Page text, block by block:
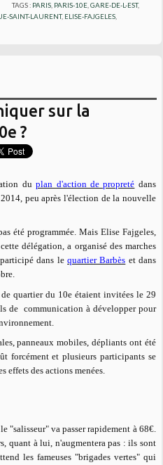
TAGS : PARIS PARIS-10E ,GARE-DE-L-EST,
SAINT-LAURENT, ELISE-FAJGELES
sur la
?
duplan d'action de propreté dans
peu après l'élection de la nouvelle
été programmée. Mais Elise Fajgeles,
délégation, a organisé des marches
dans lequartier Barbès et dans
quartier du 10e étaient invitées le 29
de communication à développer pour
panneaux mobiles, dépliants ont été
forcément et plusieurs participants se
effets des actions menées.
"salisseur" va passer rapidement à 68€.
quant à lui, n'augmentera pas : ils sont
les fameuses "brigades vertes" qui